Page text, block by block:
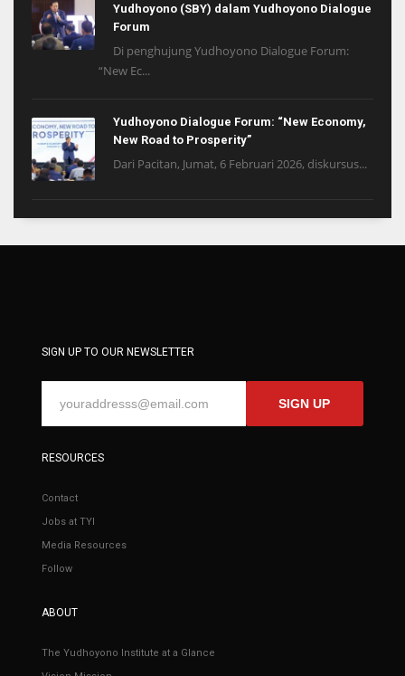
Yudhoyono (SBY) dalam Yudhoyono Dialogue
Forum
Di penghujung Yudhoyono Dialogue Forum:
“New Ec...
Yudhoyono Dialogue Forum: “New Economy,
New Road to Prosperity”
Dari Pacitan, Jumat, 6 Februari 2026, diskursus...
SIGN UP TO OUR NEWSLETTER
SIGN UP
RESOURCES
Contact
Jobs at TYI
Media Resources
Follow
ABOUT
The Yudhoyono Institute at a Glance